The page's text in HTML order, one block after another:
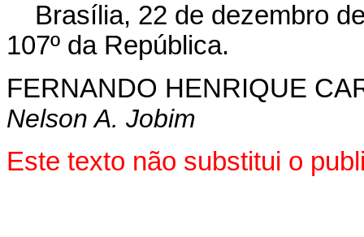
Brasília, 22 de dezembro
107º da República.
FERNANDO HENRIQUE
Nelson A. Jobim
Este texto não substitui o